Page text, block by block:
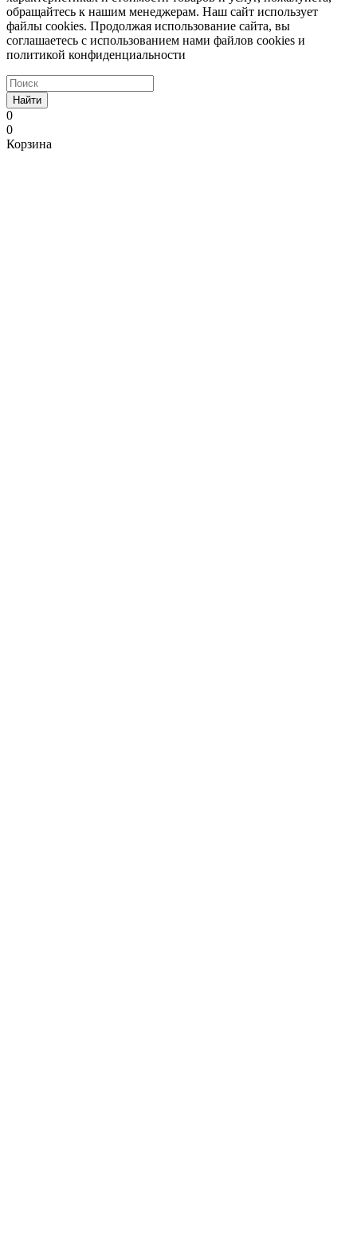
обращайтесь к нашим менеджерам. Наш сайт использует
файлы cookies. Продолжая использование сайта, вы
соглашаетесь с использованием нами файлов cookies и
политикой конфиденциальности
Найти
0
0
Корзина